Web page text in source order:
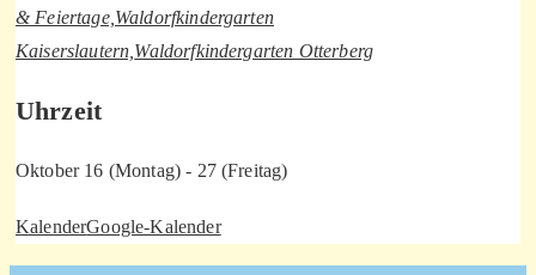
& Feiertage, Waldorfkindergarten
Kaiserslautern, Waldorfkindergarten Otterberg
Uhrzeit
Oktober 16 (Montag) - 27 (Freitag)
KalenderGoogle-Kalender